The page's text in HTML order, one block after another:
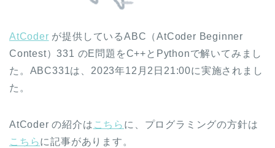
AtCoder が提供しているABC（AtCoder Beginner
Contest）331 のE問題をC++とPythonで解いてみまし
た。ABC331は、2023年12月2日21:00に実施されまし
た。
AtCoder の紹介は こちら に、プログラミングの方針は
こちらに記事があります。